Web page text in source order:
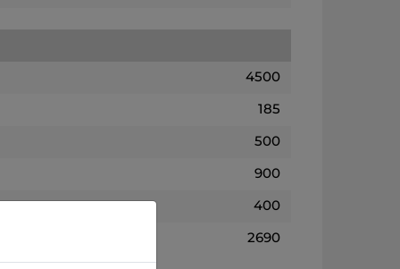
4500
185
500
900
400
2690